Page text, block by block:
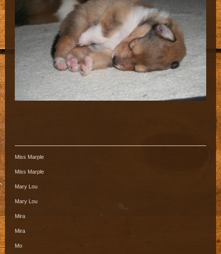
Miss Marple
Miss Marple
Mary Lou
Mary Lou
Mira
Mira
Mo